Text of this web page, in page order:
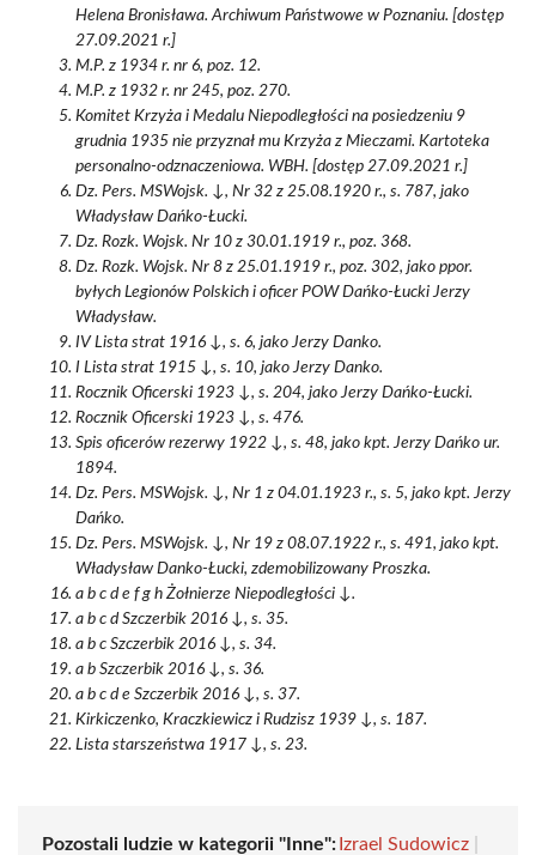
Helena Bronisława. Archiwum Państwowe w Poznaniu. [dostęp
27.09.2021 r.]
M.P. z 1934 r. nr 6, poz. 12.
M.P. z 1932 r. nr 245, poz. 270.
Komitet Krzyża i Medalu Niepodległości na posiedzeniu 9
grudnia 1935 nie przyznał mu Krzyża z Mieczami. Kartoteka
personalno-odznaczeniowa. WBH. [dostęp 27.09.2021 r.]
Dz. Pers. MSWojsk. ↓, Nr 32 z 25.08.1920 r., s. 787, jako
Władysław Dańko-Łucki.
Dz. Rozk. Wojsk. Nr 10 z 30.01.1919 r., poz. 368.
Dz. Rozk. Wojsk. Nr 8 z 25.01.1919 r., poz. 302, jako ppor.
byłych Legionów Polskich i oficer POW Dańko-Łucki Jerzy
Władysław.
IV Lista strat 1916 ↓, s. 6, jako Jerzy Danko.
I Lista strat 1915 ↓, s. 10, jako Jerzy Danko.
Rocznik Oficerski 1923 ↓, s. 204, jako Jerzy Dańko-Łucki.
Rocznik Oficerski 1923 ↓, s. 476.
Spis oficerów rezerwy 1922 ↓, s. 48, jako kpt. Jerzy Dańko ur.
1894.
Dz. Pers. MSWojsk. ↓, Nr 1 z 04.01.1923 r., s. 5, jako kpt. Jerzy
Dańko.
Dz. Pers. MSWojsk. ↓, Nr 19 z 08.07.1922 r., s. 491, jako kpt.
Władysław Danko-Łucki, zdemobilizowany Proszka.
a b c d e f g h Żołnierze Niepodległości ↓.
a b c d Szczerbik 2016 ↓, s. 35.
a b c Szczerbik 2016 ↓, s. 34.
a b Szczerbik 2016 ↓, s. 36.
a b c d e Szczerbik 2016 ↓, s. 37.
Kirkiczenko, Kraczkiewicz i Rudzisz 1939 ↓, s. 187.
Lista starszeństwa 1917 ↓, s. 23.
Pozostali ludzie w kategorii "Inne": Izrael Sudowicz